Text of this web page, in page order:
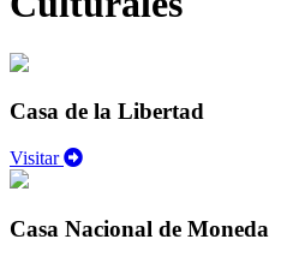
Casa de la Libertad
Visitar
Casa Nacional de Moneda